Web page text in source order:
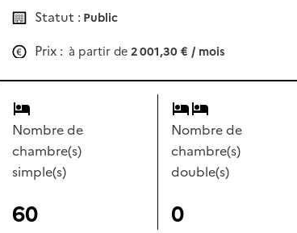
Statut : Public
Prix : à partir de 2 001,30 € / mois
Nombre de
chambre(s)
simple(s)
60
Nombre de
chambre(s)
double(s)
0